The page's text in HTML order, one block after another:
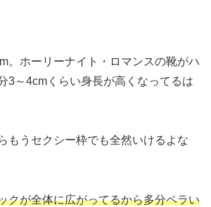
。ホーリーナイト・ロマンスの靴がハ
3～4cmくらい身長が高くなってるは
もうセクシー枠でも全然いけるよな
クが全体に広がってるから多分ペラい